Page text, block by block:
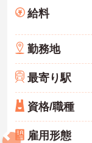
給料
勤務地
最寄り駅
資格/職種
雇用形態